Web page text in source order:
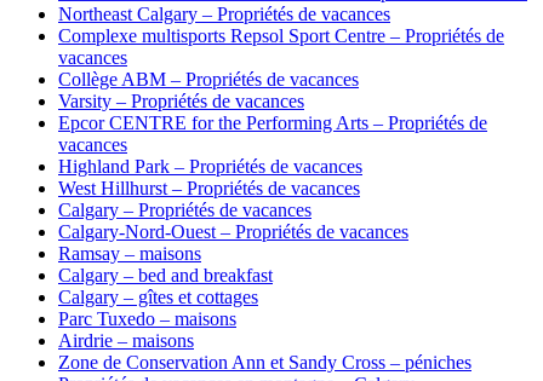
Northeast Calgary – Propriétés de vacances
Complexe multisports Repsol Sport Centre – Propriétés de
vacances
Collège ABM – Propriétés de vacances
Varsity – Propriétés de vacances
Epcor CENTRE for the Performing Arts – Propriétés de
vacances
Highland Park – Propriétés de vacances
West Hillhurst – Propriétés de vacances
Calgary – Propriétés de vacances
Calgary-Nord-Ouest – Propriétés de vacances
Ramsay – maisons
Calgary – bed and breakfast
Calgary – gîtes et cottages
Parc Tuxedo – maisons
Airdrie – maisons
Zone de Conservation Ann et Sandy Cross – péniches